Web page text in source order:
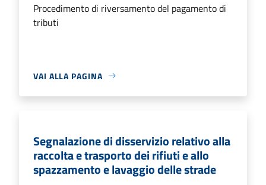
Procedimento di riversamento del pagamento di
tributi
VAI ALLA PAGINA
Segnalazione di disservizio relativo alla
raccolta e trasporto dei rifiuti e allo
spazzamento e lavaggio delle strade